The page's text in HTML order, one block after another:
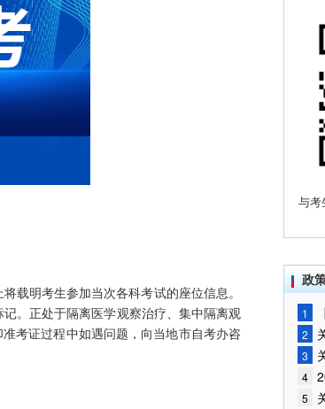
明考生参加当次各科考试的座位信息。
。正处于隔离医学观察治疗、集中隔离观
考证过程中如遇问题，向当地市自考办咨
与考
政
1
报
2
增
通告
3
学
4
于5
5